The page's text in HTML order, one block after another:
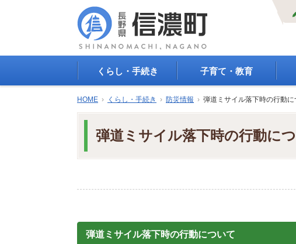
文
くらし・手続き
登録
年金・保険
生活道路
交通安全・防犯
子育て・教育
保育園・幼稚園
学校給食
HOME › くらし・手続き › 防災情報 › 弾道ミサイル落下時の行動に
弾道ミサイル落下時の行動に
弾道ミサイル落下時の行動について